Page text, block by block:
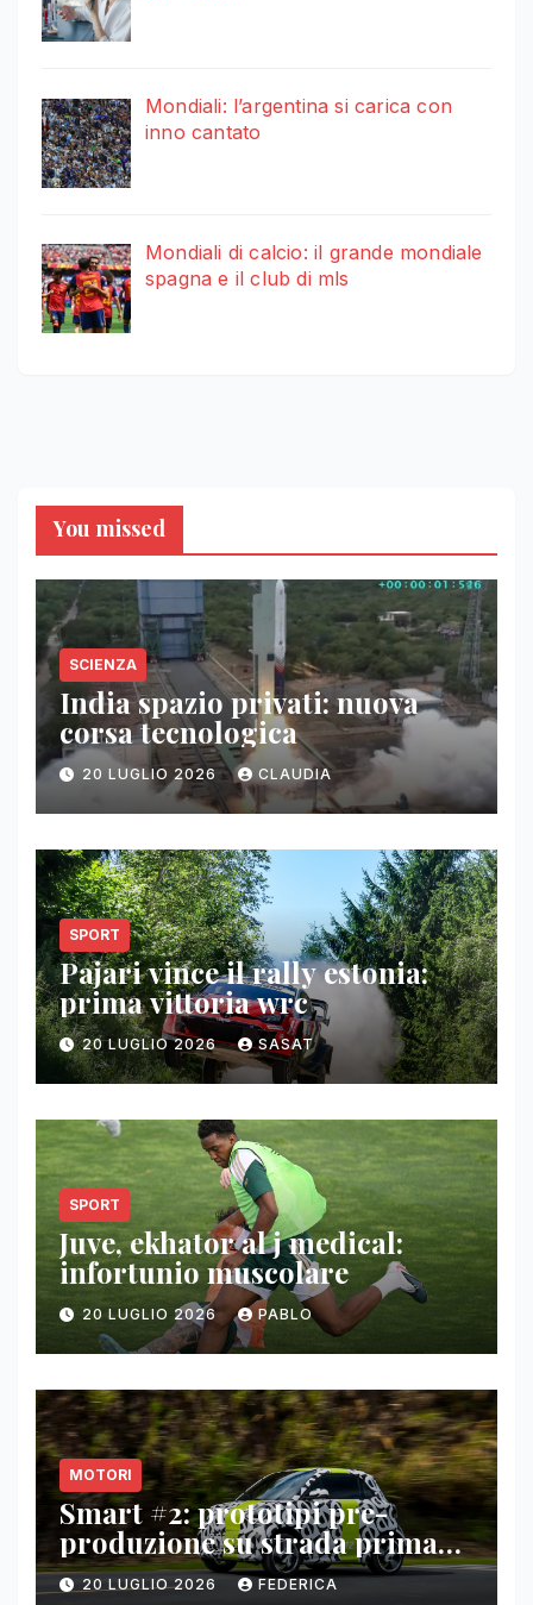
Mondiali: l’argentina si carica con
inno cantato
Mondiali di calcio: il grande mondiale
spagna e il club di mls
You missed
SCIENZA
India spazio privati: nuova
corsa tecnologica
20 LUGLIO 2026 CLAUDIA
SPORT
Pajari vince il rally estonia:
prima vittoria wrc
20 LUGLIO 2026 SASAT
SPORT
Juve, ekhator al j medical:
infortunio muscolare
20 LUGLIO 2026 PABLO
MOTORI
Smart #2: prototipi pre-
produzione su strada prima
del paris motor show 2026
20 LUGLIO 2026 FEDERICA